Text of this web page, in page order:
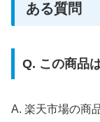
ある質問
Q. この商品
A. 楽天市場の商